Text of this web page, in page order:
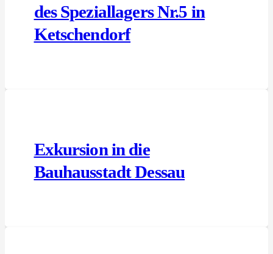
des Speziallagers Nr.5 in
Ketschendorf
Exkursion in die
Bauhausstadt Dessau